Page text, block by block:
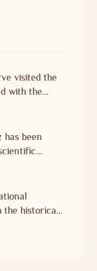
visited the
with the
been
the historical